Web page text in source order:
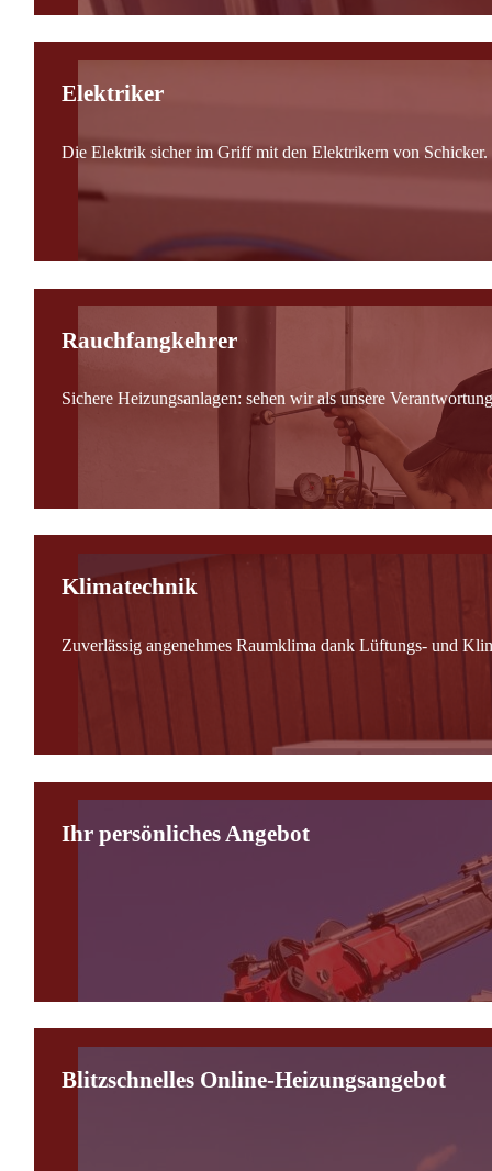
Elektriker
Die Elektrik sicher im Griff mit den Elektrikern von Schicker.
Rauchfangkehrer
Sichere Heizungsanlagen: sehen wir als unsere
Klimatechnik
Zuverlässig angenehmes Raumklima dank Lüftungs- und
Ihr persönliches Angebot
Blitzschnelles Online-Heizungsangebot